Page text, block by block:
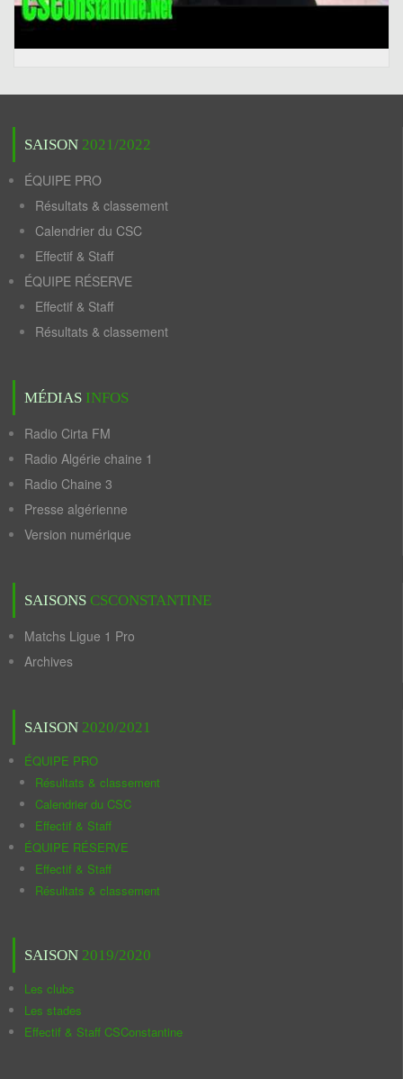
SAISON 2021/2022
ÉQUIPE PRO
Résultats & classement
Calendrier du CSC
Effectif & Staff
ÉQUIPE RÉSERVE
Effectif & Staff
Résultats & classement
MÉDIAS INFOS
Radio Cirta FM
Radio Algérie chaine 1
Radio Chaine 3
Presse algérienne
Version numérique
SAISONS CSCONSTANTINE
Matchs Ligue 1 Pro
Archives
SAISON 2020/2021
ÉQUIPE PRO
Résultats & classement
Calendrier du CSC
Effectif & Staff
ÉQUIPE RÉSERVE
Effectif & Staff
Résultats & classement
SAISON 2019/2020
Les clubs
Les stades
Effectif & Staff CSConstantine